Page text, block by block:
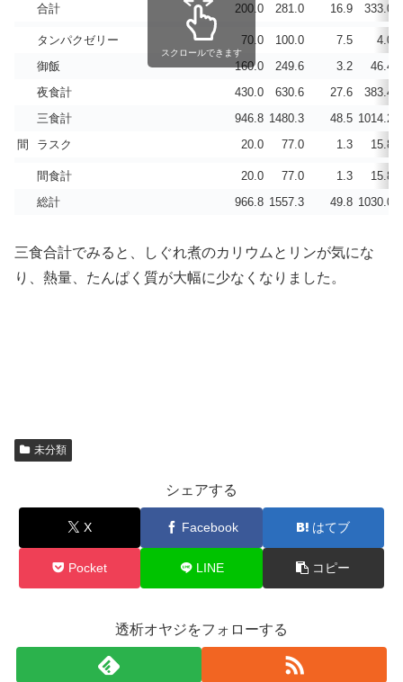
合計
200.0 281.0 16.9 333.0
タンパクゼリー 70.0 100.0 7.5
4.0
御飯
160.0 249.6 3.2
46.4
夜食計
430.0 630.6 27.6 383.4
三食計
946.8 1480.3 48.5 1014.2
間
ラスク 20.0 77.0 1.3 15.8
間食計 20.0 77.0 1.3
15.8
総計
966.8 1557.3 49.8 1030.0
スクロールできます
三食合計でみると、しぐれ煮のカリウムとリンが気にな
り、熱量、たんぱく質が大幅に少なくなりました。
未分類
シェアする
X Facebook はてブ
Pocket LINE コピー
透析オヤジをフォローする